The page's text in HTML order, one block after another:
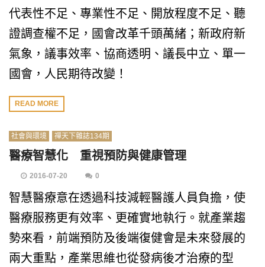
代表性不足、專業性不足、開放程度不足、聽
證調查權不足，國會改革千頭萬緒；新政府新
氣象，議事效率、協商透明、議長中立、單一
國會，人民期待改變！
READ MORE
社會與環境 禪天下雜誌134期
醫療智慧化 重視預防與健康管理
2016-07-20 0
智慧醫療意在透過科技減輕醫護人員負擔，使
醫療服務更有效率、更確實地執行。就產業趨
勢來看，前端預防及後端復健會是未來發展的
兩大重點，產業思維也從發病後才治療的型